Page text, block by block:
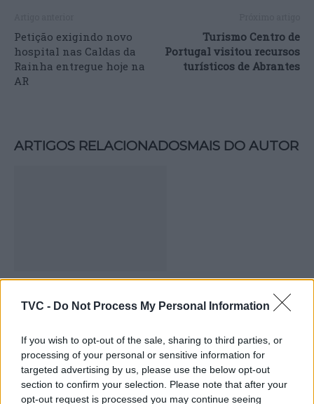
TVC - Do Not Process My Personal Information
If you wish to opt-out of the sale, sharing to third parties, or
processing of your personal or sensitive information for
targeted advertising by us, please use the below opt-out
section to confirm your selection. Please note that after your
opt-out request is processed you may continue seeing
Petição exigindo novo
hospital nas Caldas da
Rainha entregue hoje na
AR
Turismo Centro de
Portugal visitou recursos
turísticos de Abrantes
ARTIGOS RELACIONADOSMAIS DO AUTOR
Deputados do PSD saúdam Banda
certame internacional de Valência